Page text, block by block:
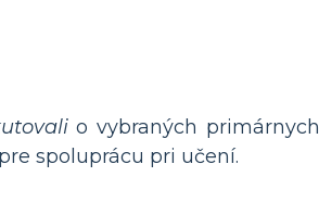
o vybraných primárnych
spoluprácu pri učení.